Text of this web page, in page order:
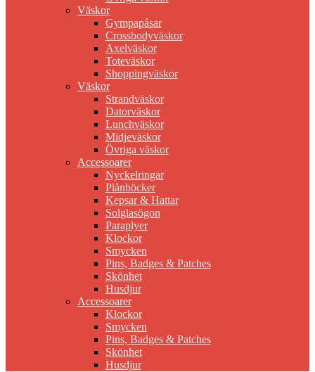
Väskor
Gympapåsar
Crossbodyväskor
Axelväskor
Toteväskor
Shoppingväskor
Väskor
Strandväskor
Datorväskor
Lunchväskor
Midjeväskor
Övriga väskor
Accessoarer
Nyckelringar
Plånböcker
Kepsar & Hattar
Solglasögon
Paraplyer
Klockor
Smycken
Pins, Badges & Patches
Skönhet
Husdjur
Accessoarer
Klockor
Smycken
Pins, Badges & Patches
Skönhet
Husdjur